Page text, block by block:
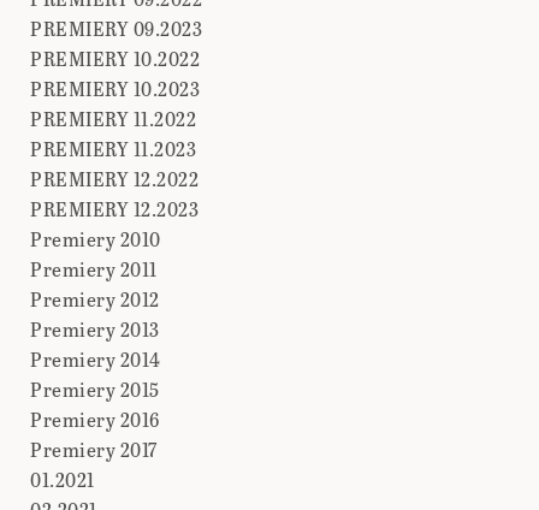
PREMIERY 09.2023
PREMIERY 10.2022
PREMIERY 10.2023
PREMIERY 11.2022
PREMIERY 11.2023
PREMIERY 12.2022
PREMIERY 12.2023
Premiery 2010
Premiery 2011
Premiery 2012
Premiery 2013
Premiery 2014
Premiery 2015
Premiery 2016
Premiery 2017
01.2021